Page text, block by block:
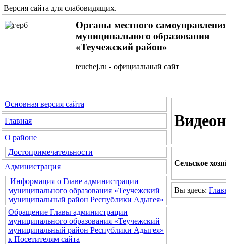
Версия сайта для слабовидящих.
Органы местного
муниципального образования
«Теучежский район»
teuchej.ru - официальный сайт
Основная версия сайта
Главная
О районе
Достопримечательности
Администрация
Информация о Главе администрации
муниципального образования «Теучежский
муниципальный район Республики Адыгея»
Обращение Главы администрации
муниципального образования «Теучежский
муниципальный район Республики Адыгея»
к Посетителям сайта
Сельское
Вы здесь: